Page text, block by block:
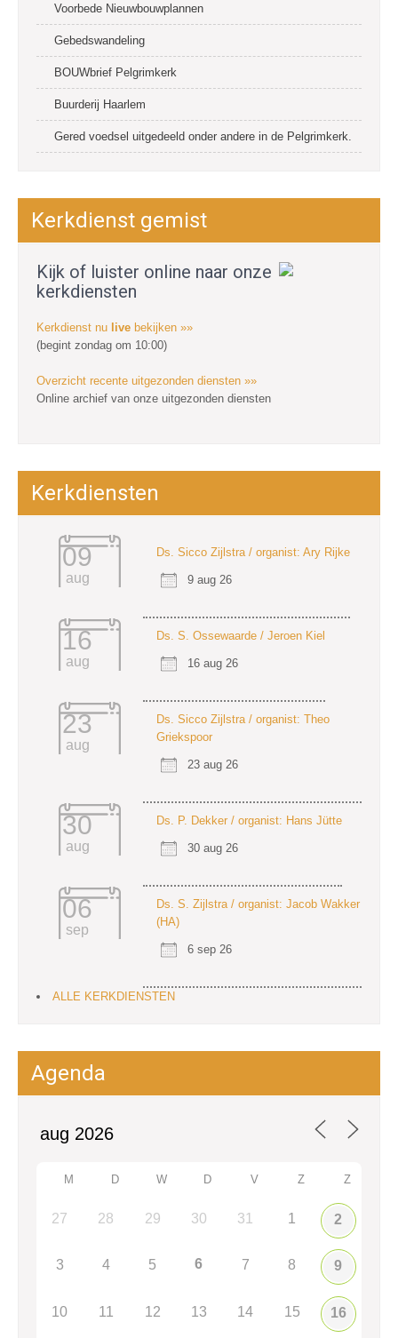
Voorbede Nieuwbouwplannen
Gebedswandeling
BOUWbrief Pelgrimkerk
Buurderij Haarlem
Gered voedsel uitgedeeld onder andere in de Pelgrimkerk.
Kerkdienst gemist
Kijk of luister online naar onze
kerkdiensten
Kerkdienst nu live bekijken »»
(begint zondag om 10:00)
Overzicht recente uitgezonden diensten »»
Online archief van onze uitgezonden diensten
Kerkdiensten
09
aug
Ds. Sicco Zijlstra / organist: Ary Rijke
9 aug 26
16
aug
Ds. S. Ossewaarde / Jeroen Kiel
16 aug 26
23
aug
Ds. Sicco Zijlstra / organist: Theo
Griekspoor
23 aug 26
30
aug
Ds. P. Dekker / organist: Hans Jütte
30 aug 26
06
sep
Ds. S. Zijlstra / organist: Jacob Wakker
(HA)
6 sep 26
ALLE KERKDIENSTEN
Agenda
M D W D V Z Z
27 28 29 30 31 1 2
3 4 5 6 7 8 9
10 11 12 13 14 15 16